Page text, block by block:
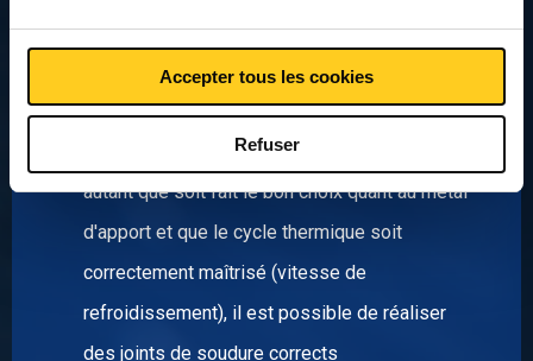
Accepter tous les cookies
Refuser
Plus grande robustesse que 316L, donc
construction plus légère
D'une manière générale, l'acier inoxydable
duplex se laisse adéquatement souder. Pour
autant que soit fait le bon choix quant au métal
d'apport et que le cycle thermique soit
correctement maîtrisé (vitesse de
refroidissement), il est possible de réaliser
des joints de soudure corrects